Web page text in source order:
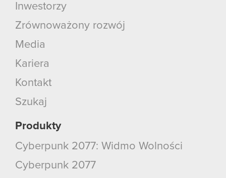
Inwestorzy
Zrównoważony rozwój
Media
Kariera
Kontakt
Szukaj
Produkty
Cyberpunk 2077: Widmo Wolności
Cyberpunk 2077